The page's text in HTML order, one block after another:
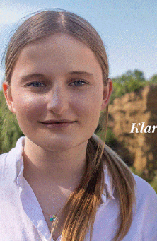
Articolo precedente
Treni, Casucci (Lega): “Troppi disagi
sulla tratta Arezzo-Firenze. Assessore
Baccelli se ci sei batti un colpo!”
Ultime Notizie